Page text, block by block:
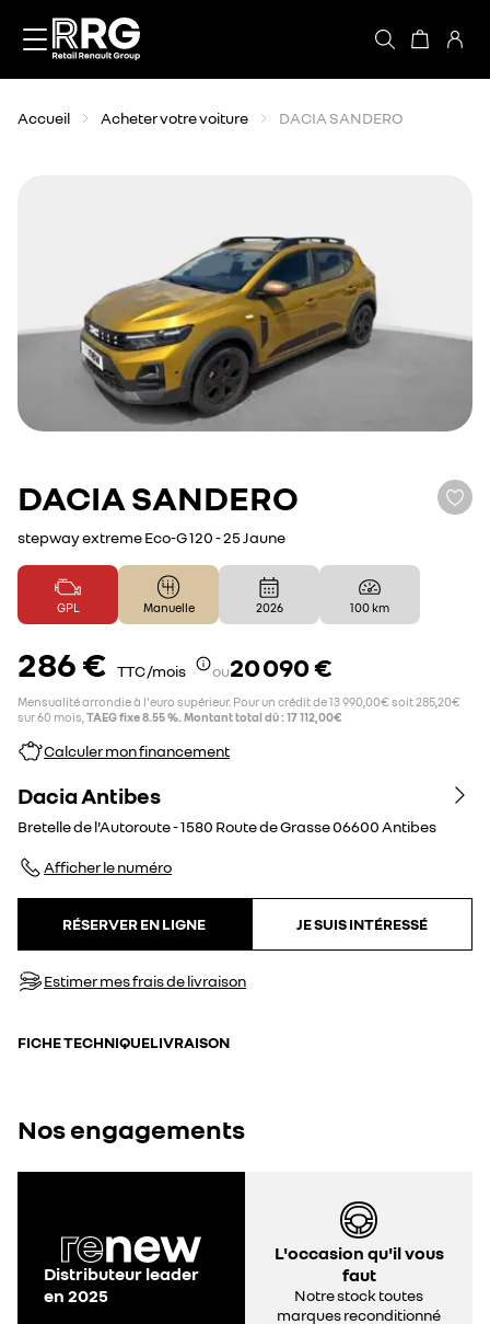
Accueil Acheter votre voiture DACIA SANDERO
DACIASANDERO
stepway extreme Eco-G 120 - 25 Jaune
GPL Manuelle 2026 100 km
286 € TTC /mois ou20 090 €
Mensualité arrondie à l'euro supérieur. Pour un crédit de 13 990,00€ soit 285,20€
sur 60 mois, TAEG fixe 8.55 %. Montant total dû : 17 112,00€
Calculer mon financement
Dacia Antibes
Bretelle de l'Autoroute - 1580 Route de Grasse06600 Antibes
Afficher le numéro
RÉSERVER EN LIGNE JE SUIS INTÉRESSÉ
Estimer mes frais de livraison
FICHE TECHNIQUELIVRAISON
Nos engagements
Distributeur leader
en 2025
L'occasion qu'il vous
faut
Notre stock toutes
marques reconditionné